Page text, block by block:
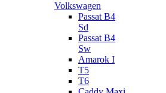
Volkswagen
Passat B4
Sd
Passat B4
Sw
Amarok I
T5
T6